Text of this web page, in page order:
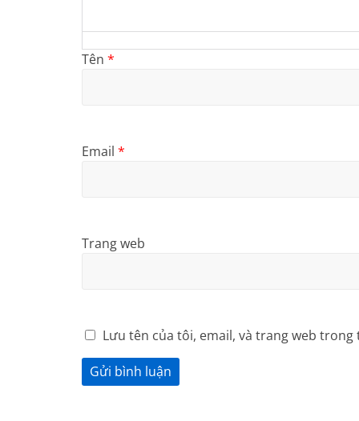
Tên *
Email *
Trang web
Lưu tên của tôi, email, và trang web